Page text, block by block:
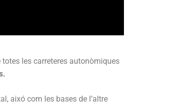
les carreteres autonòmiques
aixó com les bases de l’altre